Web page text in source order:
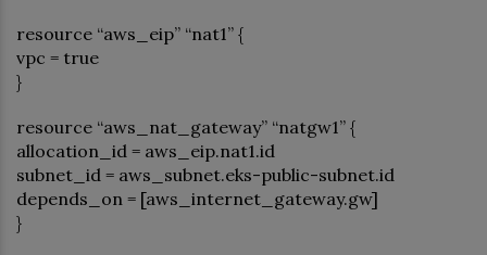
resource “aws_eip” “nat1” {
vpc = true
}
resource “aws_nat_gateway” “natgw1” {
allocation_id = aws_eip.nat1.id
subnet_id = aws_subnet.eks-public-subnet.id
depends_on = [aws_internet_gateway.gw]
}